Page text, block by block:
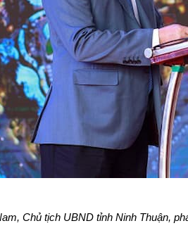
Chủ tịch UBND tỉnh Ninh Thuận,